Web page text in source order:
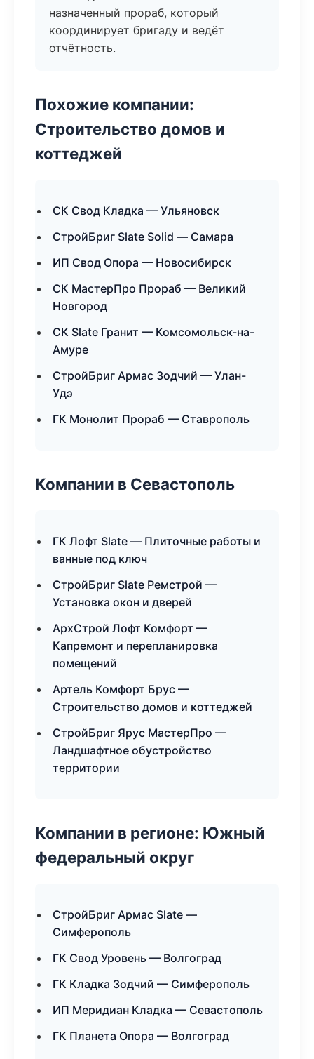
назначенный прораб, который
координирует бригаду и ведёт
отчётность.
Похожие компании:
Строительство домов и
коттеджей
СК Свод Кладка — Ульяновск
СтройБриг Slate Solid — Самара
ИП Свод Опора — Новосибирск
СК МастерПро Прораб — Великий
Новгород
СК Slate Гранит — Комсомольск-на-
Амуре
СтройБриг Армас Зодчий — Улан-
Удэ
ГК Монолит Прораб — Ставрополь
Компании в Севастополь
ГК Лофт Slate — Плиточные работы и
ванные под ключ
СтройБриг Slate Ремстрой —
Установка окон и дверей
АрхСтрой Лофт Комфорт —
Капремонт и перепланировка
помещений
Артель Комфорт Брус —
Строительство домов и коттеджей
СтройБриг Ярус МастерПро —
Ландшафтное обустройство
территории
Компании в регионе: Южный
федеральный округ
СтройБриг Армас Slate —
Симферополь
ГК Свод Уровень — Волгоград
ГК Кладка Зодчий — Симферополь
ИП Меридиан Кладка — Севастополь
ГК Планета Опора — Волгоград